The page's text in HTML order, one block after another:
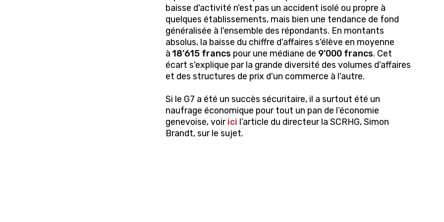
baisse d'activité n'est pas un accident isolé ou propre à
quelques établissements, mais bien une tendance de fond
généralisée à l'ensemble des répondants. En montants
absolus, la baisse du chiffre d'affaires s'élève en moyenne
à18’615 francs pour une médiane de 9’000 francs. Cet
écart s'explique par la grande diversité des volumes d'affaires
et des structures de prix d'un commerce à l'autre.
Si le G7 a été un succès sécuritaire, il a surtout été un
naufrage économique pour tout un pan de l’économie
genevoise, voirici l’article du directeur la SCRHG, Simon
Brandt, sur le sujet.